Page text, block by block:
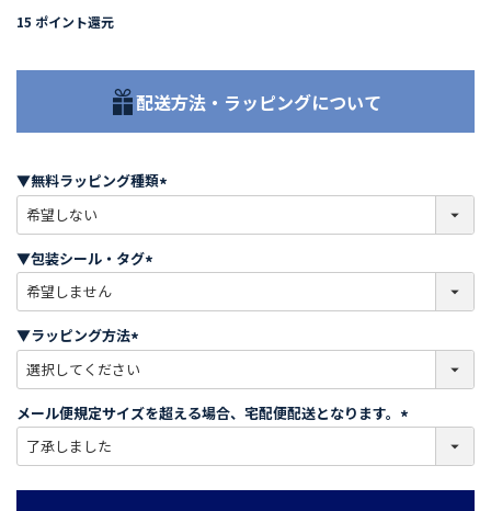
15 ポイント還元
配送方法・ラッピングについて
▼無料ラッピング種類
必
)
▼包装シール・タグ
必
)
▼ラッピング方法
必
須
)
メール便規定サイズを超える場合、宅配便配送となります。
必